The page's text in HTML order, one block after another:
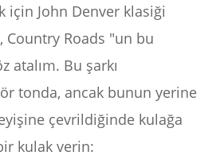
için John Denver klasiği
Country Roads "un bu
atalım. Bu şarkı
tonda, ancak bunun yerine
çevrildiğinde kulağa
kulak verin: